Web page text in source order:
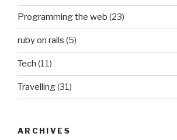
Programming the web (23)
ruby on rails (5)
Tech (11)
Travelling(31)
ARCHIVES